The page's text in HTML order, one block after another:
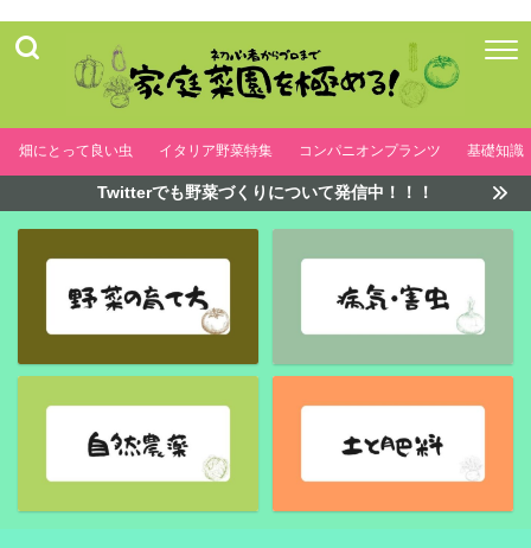
畑にとって良い虫 イタリア野菜特集 コンパニオンプランツ 基礎知識
Twitterでも野菜づくりについて発信中！！！